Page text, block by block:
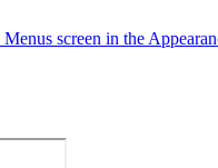
screen in the